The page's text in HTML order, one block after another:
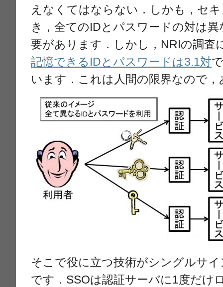
えなくてはならない．しかも，セ
き，全てのIDとパスワードの対は
要があります．しかし，NRIの調査
記憶できるIDとパスワードは3.1対
います．これは人間の限界なので
そこで役に立つ技術がシングルサ
です．SSOは認証サーバに1度だけ